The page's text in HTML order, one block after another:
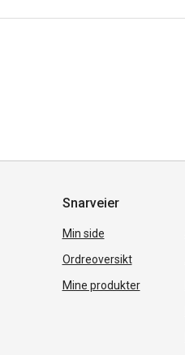
Snarveier
Min side
Ordreoversikt
Mine produkter